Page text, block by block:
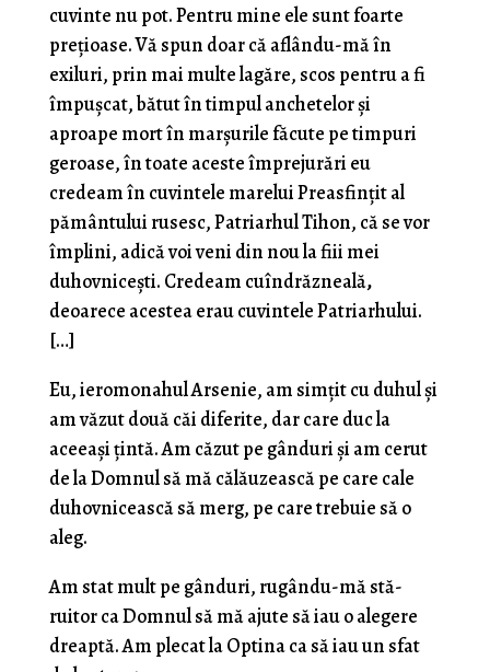
cuvinte nu pot. Pentru mine ele sunt foarte
preţioase. Vă spun doar că aflându-mă în
exiluri, prin mai mul­te lagăre, scos pentru a fi
împuşcat, bătut în timpul anchetelor şi
aproape mort în marşurile făcute pe tim­puri
geroase, în toate aceste împrejurări eu
credeam în cuvintele marelui Preasfinţit al
pământului rusesc, Patriarhul Tihon, că se vor
împlini, adică voi veni din nou la fiii mei
duhovniceşti. Credeam cuîndrăzneală,
deoarece acestea erau cuvintele Patriarhului.
[…]
Eu, ieromonahul Arsenie, am simţit cu duhul şi
am văzut două căi diferite, dar care duc la
aceeaşi ţintă. Am căzut pe gânduri şi am cerut
de la Domnul să mă călăuzească pe care cale
duhovniceas­că să merg, pe care trebuie să o
aleg.
Am stat mult pe gânduri, rugându-mă stă­
ruitor ca Domnul să mă ajute să iau o alegere
dreaptă. Am plecat la Optina ca să iau un sfat